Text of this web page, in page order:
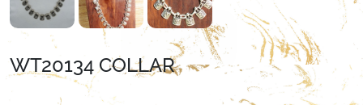
WT20134 COLLAR